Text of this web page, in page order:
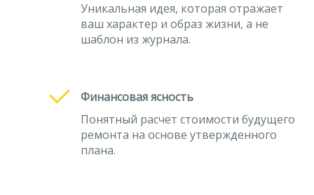
Уникальная идея, которая отражает
ваш характер и образ жизни, а не
шаблон из журнала.
Финансовая ясность
Понятный расчет стоимости будущего
ремонта на основе утвержденного
плана.